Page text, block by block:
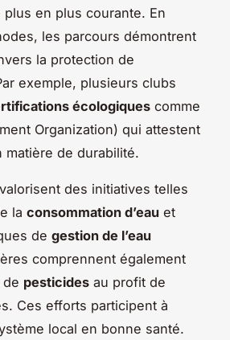
en plus courante. En
les parcours démontrent
la protection de
exemple, plusieurs clubs
écologiques comme
Organization) qui attestent
de durabilité.
des initiatives telles
la consommation d’eau et
de gestion de l’eau
comprennent également
de pesticides au profit de
Ces efforts participent à
local en bonne santé.